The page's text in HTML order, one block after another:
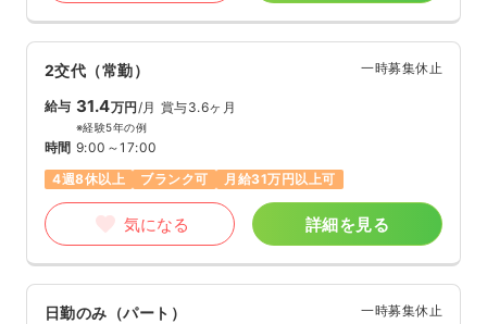
2交代（常勤） 一時募集休止
給与 31.4万円/月 賞与3.6ヶ月
※経験5年の例
時間 9:00～17:00
4週8休以上
ブランク可 月給31万円以上可
気になる 詳細を見る
日勤のみ（パート） 一時募集休止